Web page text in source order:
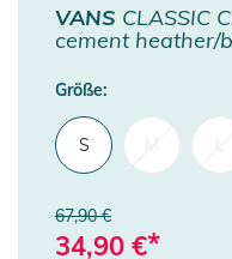
VANS CLASSIC
cement heather/
Größe:
S
67,90 €
34,90 €*